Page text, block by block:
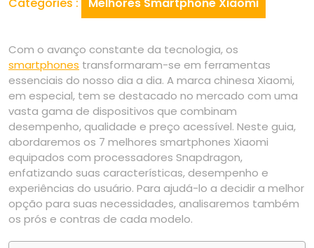
Categories : Melhores Smartphone Xiaomi
Com o avanço constante da tecnologia, os
smartphones transformaram-se em ferramentas
essenciais do nosso dia a dia. A marca chinesa Xiaomi,
em especial, tem se destacado no mercado com uma
vasta gama de dispositivos que combinam
desempenho, qualidade e preço acessível. Neste guia,
abordaremos os 7 melhores smartphones Xiaomi
equipados com processadores Snapdragon,
enfatizando suas características, desempenho e
experiências do usuário. Para ajudá-lo a decidir a melhor
opção para suas necessidades, analisaremos também
os prós e contras de cada modelo.